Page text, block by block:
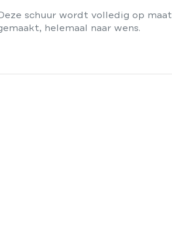
schuur wordt volledig op maat
helemaal naar wens.